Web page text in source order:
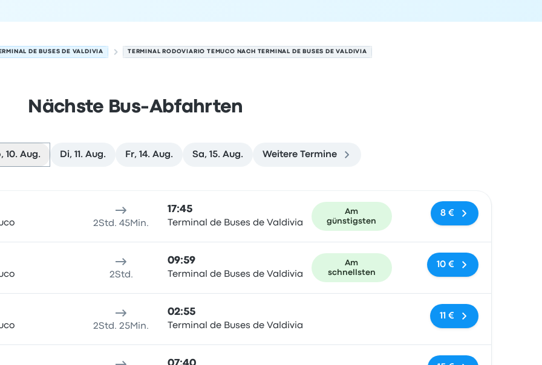
DE BUSES DE VALDIVIA TERMINAL RODOVIARIO TEMUCO NACH TERMINAL DE BUSES DE VALDIVIA
Nächste Bus-Abfahrten
10. Aug. Di, 11. Aug. Fr, 14. Aug. Sa, 15. Aug. Weitere Termine
2Std. 45Min.
17:45
Terminal de Buses de Valdivia
Am
günstigsten
8 €
2Std.
09:59
Terminal de Buses de Valdivia
Am
schnellsten
10 €
2Std. 25Min.
02:55
Terminal de Buses de Valdivia
Keine Tags
11 €
Keine Tags